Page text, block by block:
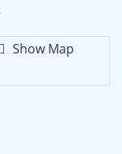
Show Map